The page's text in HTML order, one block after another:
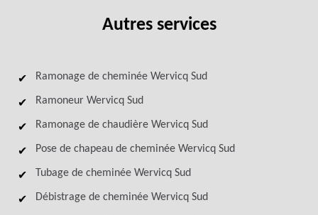
Autres services
Ramonage de cheminée Wervicq Sud
Ramoneur Wervicq Sud
Ramonage de chaudière Wervicq Sud
Pose de chapeau de cheminée Wervicq Sud
Tubage de cheminée Wervicq Sud
Débistrage de cheminée Wervicq Sud